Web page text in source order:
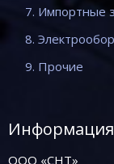
7. Импортные
8.
9. Прочие
Информация
ООО «СНТ»